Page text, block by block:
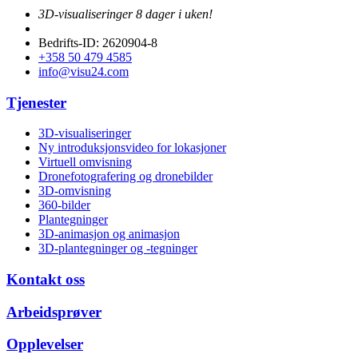
3D-visualiseringer 8 dager i uken!
Bedrifts-ID: 2620904-8
+358 50 479 4585
info@visu24.com
Tjenester
3D-visualiseringer
Ny introduksjonsvideo for lokasjoner
Virtuell omvisning
Dronefotografering og dronebilder
3D-omvisning
360-bilder
Plantegninger
3D-animasjon og animasjon
3D-plantegninger og -tegninger
Kontakt oss
Arbeidsprøver
Opplevelser